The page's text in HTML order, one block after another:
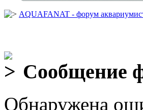
AQUAFANAT - форум
Сообщение
Обнаружена